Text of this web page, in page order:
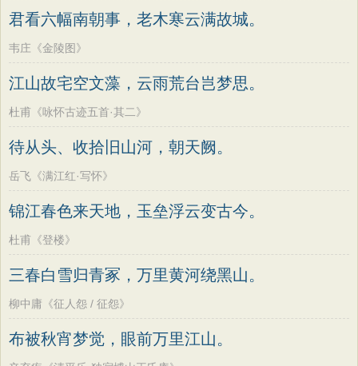
君看六幅南朝事，老木寒云满故城。
韦庄《金陵图》
江山故宅空文藻，云雨荒台岂梦思。
杜甫《咏怀古迹五首·其二》
待从头、收拾旧山河，朝天阙。
岳飞《满江红·写怀》
锦江春色来天地，玉垒浮云变古今。
杜甫《登楼》
三春白雪归青冢，万里黄河绕黑山。
柳中庸《征人怨 / 征怨》
布被秋宵梦觉，眼前万里江山。